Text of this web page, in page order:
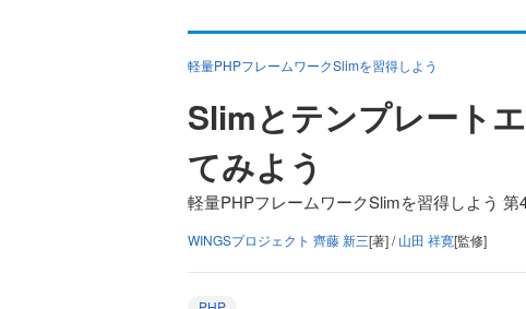
軽量PHPフレームワークSlimを習得しよう
Slimとテンプレート
てみよう
軽量PHPフレームワークSlimを習得しよう 第
WINGSプロジェクト 齊藤 新三[著] /山田 祥寛[監修]